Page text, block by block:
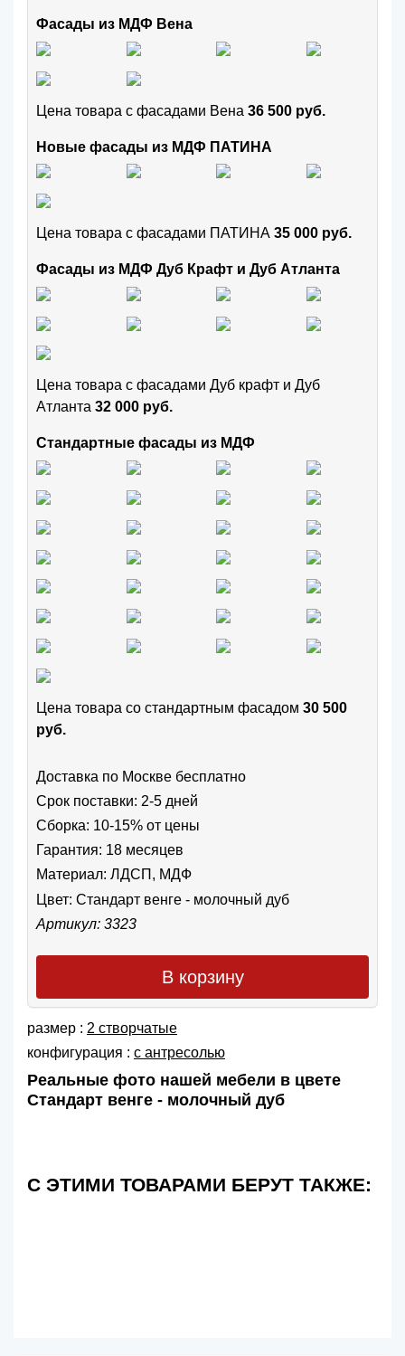
Фасады из МДФ Вена
Цена товара с фасадами Вена 36 500 руб.
Новые фасады из МДФ ПАТИНА
Цена товара с фасадами ПАТИНА 35 000 руб.
Фасады из МДФ Дуб Крафт и Дуб Атланта
Цена товара с фасадами Дуб крафт и Дуб
Атланта 32 000 руб.
Стандартные фасады из МДФ
Цена товара cо стандартным фасадом 30 500
руб.
Доставка по Москве бесплатно
Срок поставки: 2-5 дней
Сборка: 10-15% от цены
Гарантия: 18 месяцев
Материал: ЛДСП, МДФ
Цвет: Стандарт венге - молочный дуб
Артикул: 3323
В корзину
размер : 2 створчатые
конфигурация : с антресолью
Реальные фото нашей мебели в цвете
Стандарт венге - молочный дуб
С ЭТИМИ ТОВАРАМИ БЕРУТ ТАКЖЕ: